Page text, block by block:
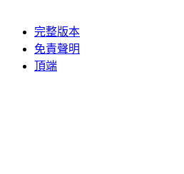
完整版本
免責聲明
頂端